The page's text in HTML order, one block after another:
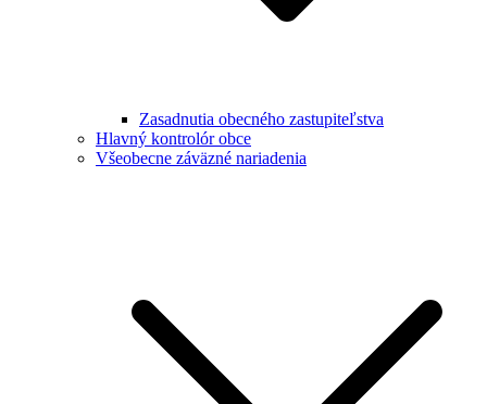
Zasadnutia obecného zastupiteľstva
Hlavný kontrolór obce
Všeobecne záväzné nariadenia